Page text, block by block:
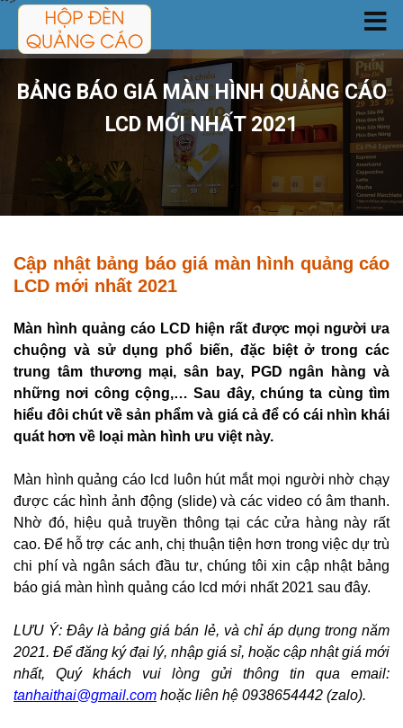
DỊCH VỤ
TIN TỨC
GIỚI THIỆU
LIÊN HỆ
BẢNG BÁO GIÁ MÀN HÌNH QUẢNG CÁO
LCD MỚI NHẤT 2021
Cập nhật bảng báo giá màn hình quảng cáo
LCD mới nhất 2021
Màn hình quảng cáo LCD hiện rất được mọi người ưa
chuộng và sử dụng phổ biến, đặc biệt ở trong các
trung tâm thương mại, sân bay, PGD ngân hàng và
những nơi công cộng,… Sau đây, chúng ta cùng tìm
hiểu đôi chút về sản phẩm và giá cả để có cái nhìn khái
quát hơn về loại màn hình ưu việt này.
Màn hình quảng cáo lcd luôn hút mắt mọi người nhờ chạy
được các hình ảnh động (slide) và các video có âm thanh.
Nhờ đó, hiệu quả truyền thông tại các cửa hàng này rất
cao. Để hỗ trợ các anh, chị thuận tiện hơn trong việc dự trù
chi phí và ngân sách đầu tư, chúng tôi xin cập nhật bảng
báo giá màn hình quảng cáo lcd mới nhất 2021 sau đây.
LƯU Ý: Đây là bảng giá bán lẻ, và chỉ áp dụng trong năm
2021. Để đăng ký đại lý, nhập giá sỉ, hoặc cập nhật giá mới
nhất, Quý khách vui lòng gửi thông tin qua email:
tanhaithai@gmail.com hoặc liên hệ 0938654442 (zalo).